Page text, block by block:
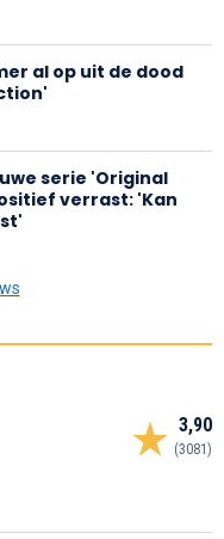
al op uit de dood
serie 'Original
verrast: 'Kan
3,90
(3081)